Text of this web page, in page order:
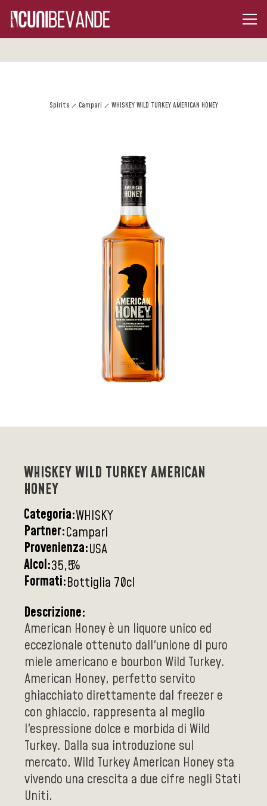
Spirits Campari WHISKEY WILD TURKEY AMERICAN HONEY
WHISKEY WILD TURKEY AMERICAN
HONEY
Categoria:WHISKY
Partner:Campari
Provenienza:USA
Alcol:35,5%
Formati:Bottiglia 70cl
Descrizione:
American Honey è un liquore unico ed
eccezionale ottenuto dall'unione di puro
miele americano e bourbon Wild Turkey.
American Honey, perfetto servito
ghiacchiato direttamente dal freezer e
con ghiaccio, rappresenta al meglio
l'espressione dolce e morbida di Wild
Turkey. Dalla sua introduzione sul
mercato, Wild Turkey American Honey sta
vivendo una crescita a due cifre negli Stati
Uniti.